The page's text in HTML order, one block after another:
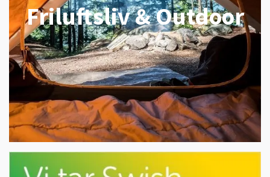
Friluftsliv & Outdoor